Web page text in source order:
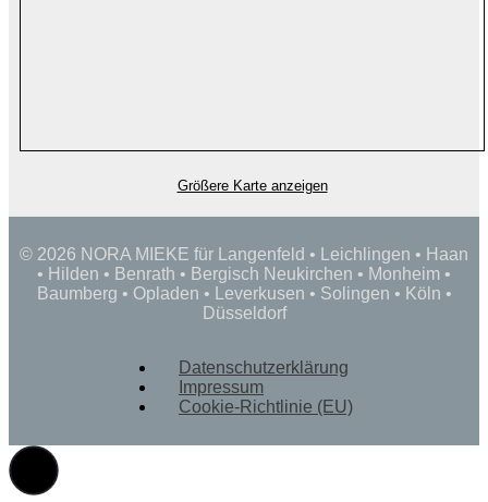
Größere Karte anzeigen
© 2026 NORA MIEKE für Langenfeld • Leichlingen • Haan
• Hilden • Benrath • Bergisch Neukirchen • Monheim •
Baumberg • Opladen • Leverkusen • Solingen • Köln •
Düsseldorf
Datenschutz­erklärung
Impressum
Cookie-Richtlinie (EU)